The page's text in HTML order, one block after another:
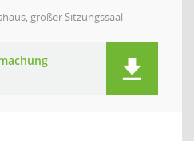
großer Sitzungssaal